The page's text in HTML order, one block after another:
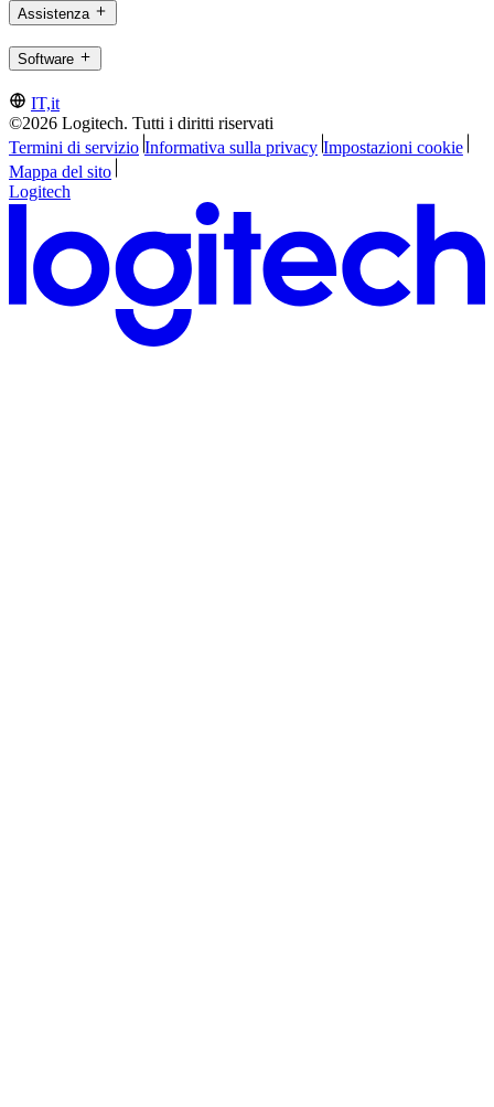
Assistenza
Software
IT,it
©2026 Logitech. Tutti i diritti riservati
Termini di servizio Informativa sulla privacy Impostazioni cookie
Mappa del sito
Logitech